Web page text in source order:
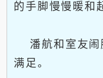
的手脚慢慢暖和
潘航和室友闹
满足。